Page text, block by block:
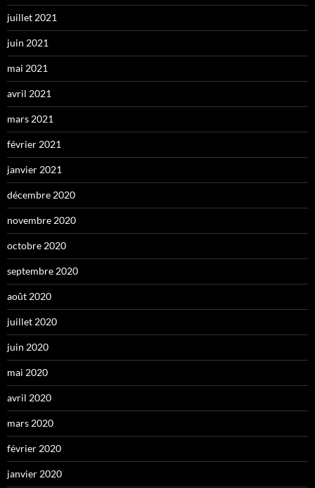
juillet 2021
juin 2021
mai 2021
avril 2021
mars 2021
février 2021
janvier 2021
décembre 2020
novembre 2020
octobre 2020
septembre 2020
août 2020
juillet 2020
juin 2020
mai 2020
avril 2020
mars 2020
février 2020
janvier 2020